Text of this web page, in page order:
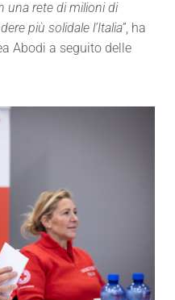
una rete di milioni di
più solidale l’Italia”, ha
Abodi a seguito delle